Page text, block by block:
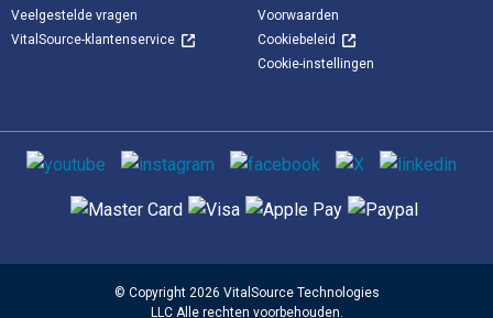
Veelgestelde vragen
VitalSource-klantenservice
Voorwaarden
Cookiebeleid
Cookie-instellingen
Sociale media
Ondersteunde betaalmethoden
© Copyright 2026 VitalSource Technologies
LLC Alle rechten voorbehouden.